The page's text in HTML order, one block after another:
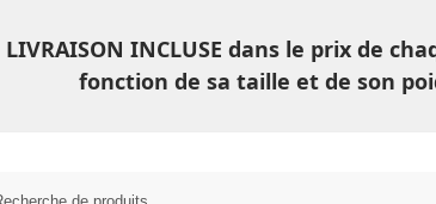
LIVRAISON INCLUSE dans le prix de
fonction de sa taille et de son